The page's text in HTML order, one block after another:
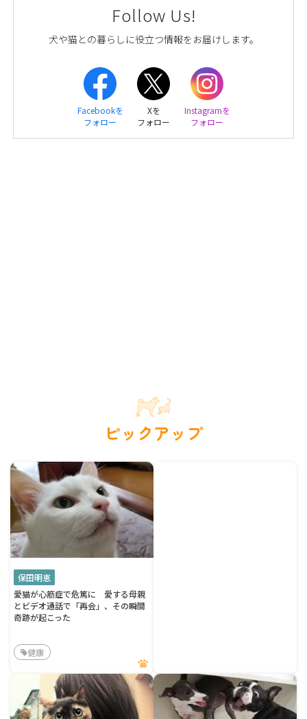
Follow Us!
犬や猫との暮らしに役立つ情報をお届けします。
Facebookを
フォロー
Xを
フォロー
Instagramを
フォロー
ピックアップ
保田明恵
愛猫が心筋症で危篤に 愛する母親
とビデオ通話で「再会」、その瞬間
奇跡が起こった
健康